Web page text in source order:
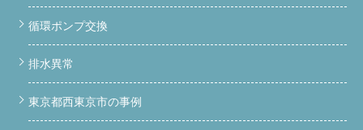
循環ポンプ交換
排水異常
東京都西東京市の事例